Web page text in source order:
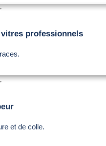
professionnels
et de colle.